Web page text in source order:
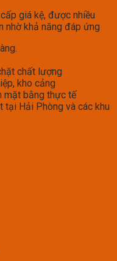
giá kệ, được nhiều
nhờ khả năng đáp ứng
chất lượng
kho cảng
mặt bằng thực tế
tại Hải Phòng và các khu